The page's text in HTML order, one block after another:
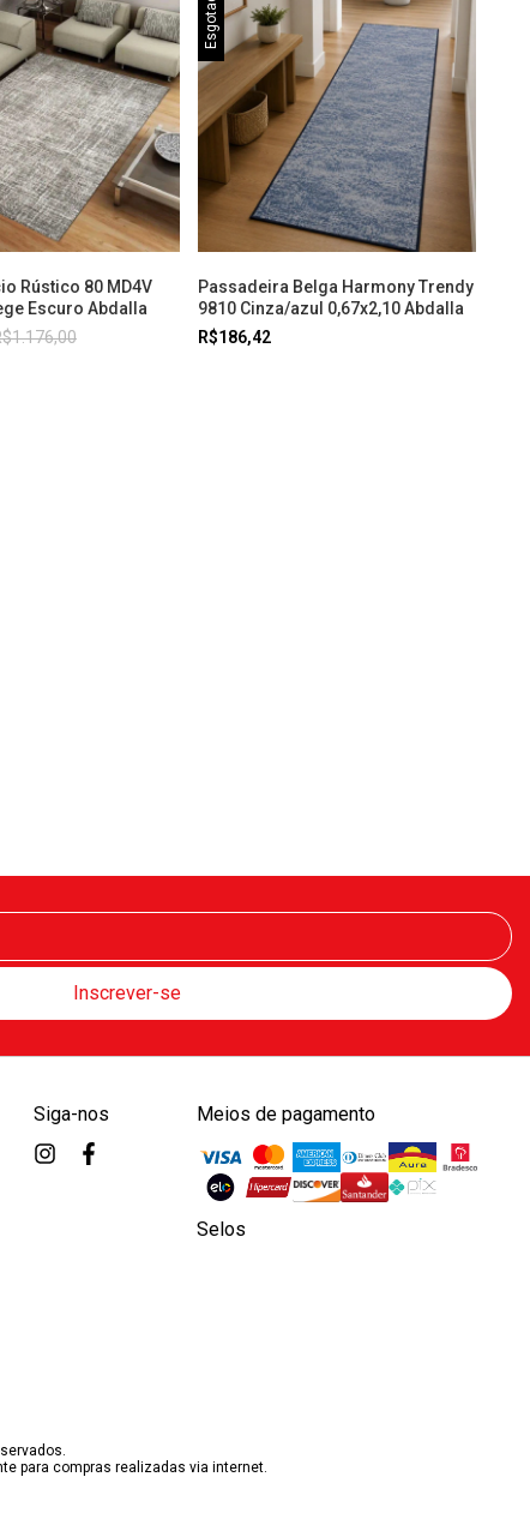
Rústico 80 MD4V
Escuro Abdalla
Esgotado
Passadeira Belga Harmony Trendy
9810 Cinza/azul 0,67x2,10 Abdalla
R$186,42
Siga-nos Meios de pagamento
Selos
para compras realizadas via internet.